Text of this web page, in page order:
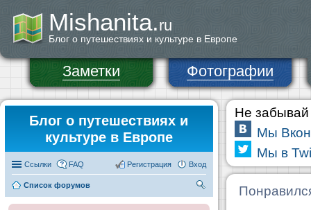
Mishanita.ru
Блог о путешествиях и культуре в Европе
Заметки Фотографии
Блог о путешествиях и
культуре в Европе
Ссылки FAQ Вход
Регистрация
Список форумов
Не забывай
Мы
Мы в